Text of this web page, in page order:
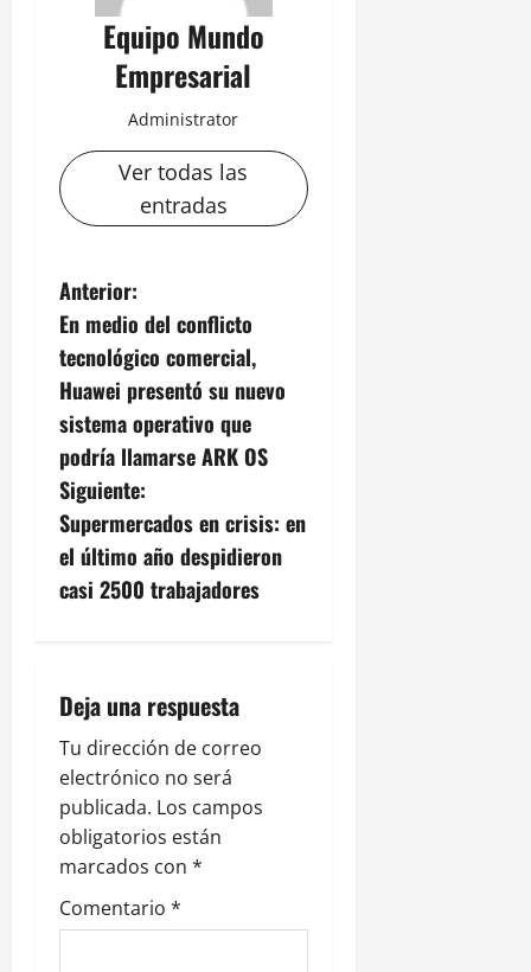
Equipo Mundo
Empresarial
Administrator
Ver todas las
entradas
N
a
v
e
g
a
c
ó
n
d
e
e
n
Anterior:
En medio del conflicto
tecnológico comercial,
Huawei presentó su nuevo
sistema operativo que
podría llamarse ARK OS
Siguiente:
Supermercados en crisis: en
el último año despidieron
casi 2500 trabajadores
Deja una respuesta
Tu dirección de correo
electrónico no será
publicada. Los campos
obligatorios están
marcados con *
Comentario *